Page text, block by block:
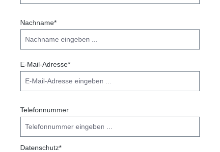
Nachname*
E-Mail-Adresse*
Telefonnummer
Datenschutz*